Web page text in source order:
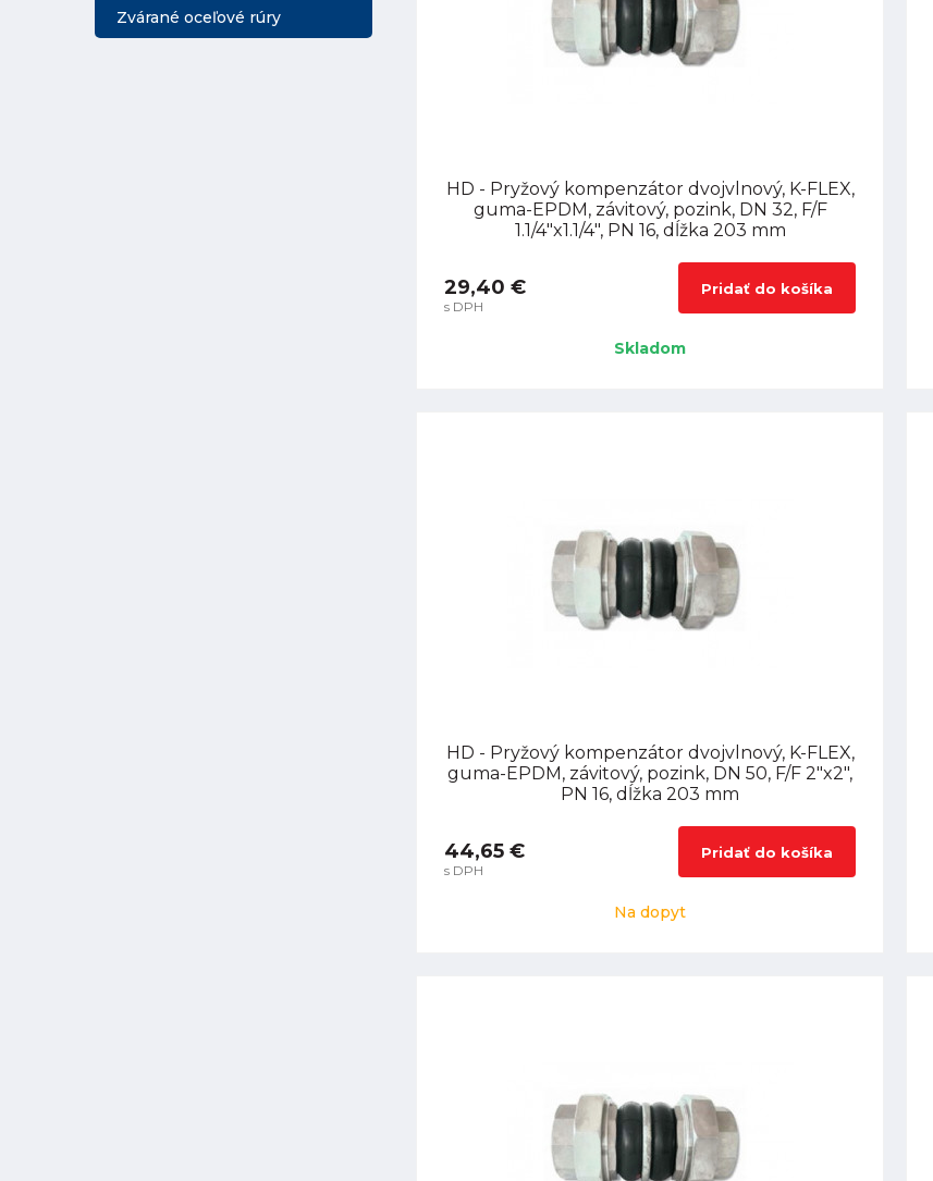
Zvárané oceľové rúry
HD - Pryžový kompenzátor dvojvlnový, K-FLEX,
guma-EPDM, závitový, pozink, DN 32, F/F
1.1/4"x1.1/4", PN 16, dĺžka 203 mm
29,40 €
s DPH
Pridať do košíka
Skladom
HD - Pryžový kompenzátor dvojvlnový, K-FLEX,
guma-EPDM, závitový, pozink, DN 50, F/F 2"x2",
PN 16, dĺžka 203 mm
44,65 €
s DPH
Pridať do košíka
Na dopyt